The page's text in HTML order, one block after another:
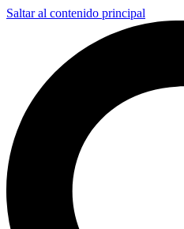
Saltar al contenido principal